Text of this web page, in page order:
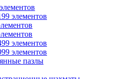
элементов
элементов
элементов
пазлы